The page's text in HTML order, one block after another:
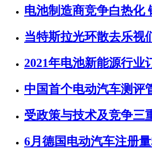
电池制造商竞争白热化
当特斯拉光环散去乐视
2021年电池新能源行业
中国首个电动汽车测评
受政策与技术及竞争三
6月德国电动汽车注册